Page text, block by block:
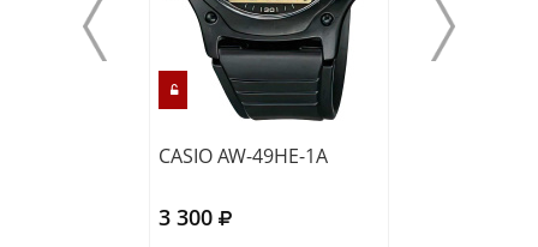
CASIO AW-49HE-1A
3 300